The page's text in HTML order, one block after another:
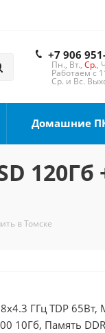
+7 906
Пн., Вт., Ср.,
Работаем с
Ср. и Вс.
Домашние
120Гб
в Томске
ГГц TDP 65Вт,
10Гб, Память